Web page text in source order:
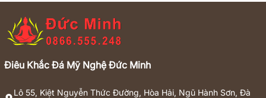
Điêu Khắc Đá Mỹ Nghệ Đức Minh
Lô 55, Kiệt Nguyễn Thức Đường, Hòa Hải, Ngũ Hành Sơn, Đà